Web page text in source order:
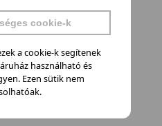
cookie-k
a cookie-k segítenek
használható és
Ezen sütik nem